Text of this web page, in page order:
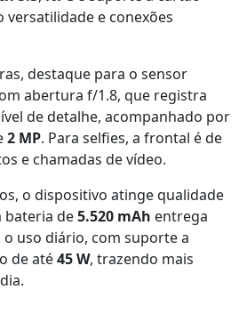
versatilidade e conexões
destaque para o sensor
abertura f/1.8, que registra
de detalhe, acompanhado por
2 MP. Para selfies, a frontal é de
e chamadas de vídeo.
o dispositivo atinge qualidade
bateria de5.520 mAh entrega
uso diário, com suporte a
de até45 W, trazendo mais